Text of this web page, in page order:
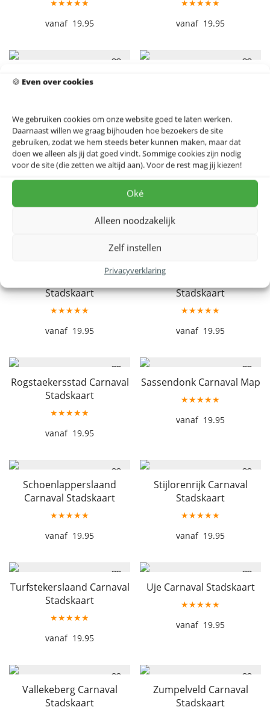
🍪 Even over cookies
We gebruiken cookies om onze website goed te laten werken.
Daarnaast willen we graag bijhouden hoe bezoekers de site
gebruiken, zodat we hem steeds beter kunnen maken, maar dat
doen we alleen als jij dat goed vindt. Sommige cookies zijn nodig
voor de site (die zetten we altijd aan). Voor de rest mag jij kiezen!
Oké
Alleen noodzakelijk
Zelf instellen
Privacyverklaring
★★★★★
19.95
★★★★★
19.95
Stadskaart
19.95
19.95
Ossekoppenrijk Carnaval
★★★★★
Papgat Carnaval
★★★★★
Pielhaas Carnaval
Stadskaart
★★★★★
19.95
Remunj Carnaval
Stadskaart
★★★★★
19.95
Rogstaekersstad Carnaval
Stadskaart
★★★★★
19.95
Sassendonk Carnaval Map
★★★★★
19.95
Schoenlapperslaand
Carnaval Stadskaart
★★★★★
19.95
Stijlorenrijk Carnaval
Stadskaart
★★★★★
19.95
Turfstekerslaand Carnaval
Stadskaart
★★★★★
19.95
Uje Carnaval Stadskaart
★★★★★
19.95
Vallekeberg Carnaval
Stadskaart
Zumpelveld Carnaval
Stadskaart